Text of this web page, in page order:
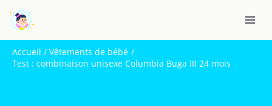
contenu
Accueil
Vêtements de bébé
Test : combinaison unisexe Columbia Buga III 24 mois
e
c
h